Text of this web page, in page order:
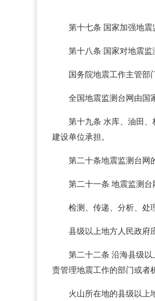
第十七条 国家加强地震
第十八条 国家对地震监
国务院地震工作主管部
全国地震监测台网由国
第十九条 水库、油田
建设单位承担。
第二十条地震监测台网
第二十一条 地震监测台
检测、传递、分析、处
县级以上地方人民政府
第二十二条 沿海县级
责管理地震工作的部门或者
火山所在地的县级以上